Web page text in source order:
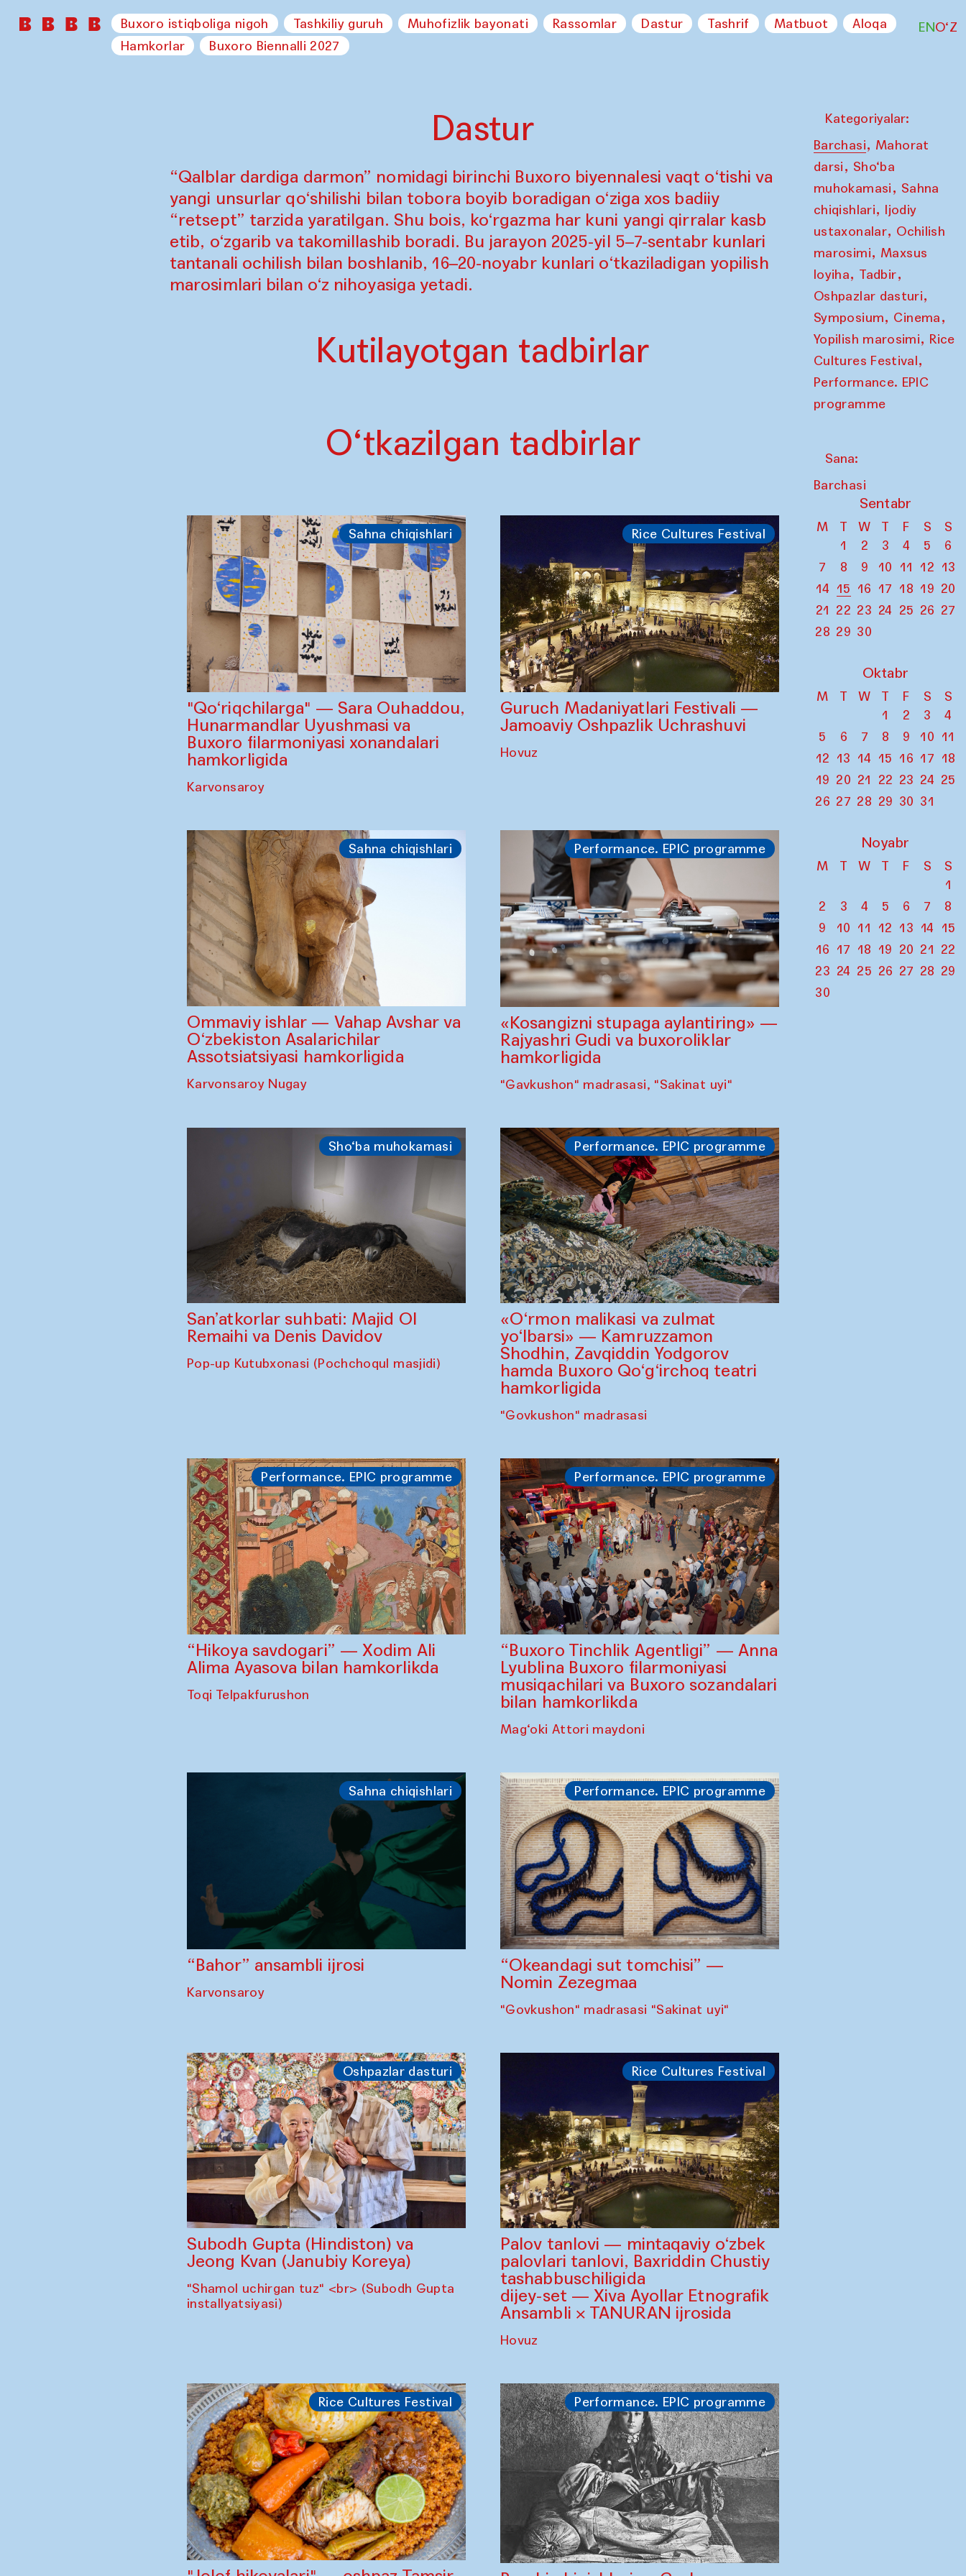
Buxoro istiqboliga nigoh Tashkiliy guruh Muhofizlik bayonati Rassomlar Dastur Tashrif Matbuot
Aloqa
Hamkorlar
Buxoro Biennalli 2027
ENO‘Z
Dastur
“Qalblar dardiga darmon” nomidagi birinchi Buxoro biyennalesi vaqt o‘tishi va
yangi unsurlar qo‘shilishi bilan tobora boyib boradigan o‘ziga xos badiiy
“retsept” tarzida yaratilgan. Shu bois, ko‘rgazma har kuni yangi qirralar kasb
etib, o‘zgarib va takomillashib boradi. Bu jarayon 2025-yil 5–7-sentabr kunlari
tantanali ochilish bilan boshlanib, 16–20-noyabr kunlari o‘tkaziladigan yopilish
marosimlari bilan o‘z nihoyasiga yetadi.
Kutilayotgan tadbirlar
O‘tkazilgan tadbirlar
Sahna chiqishlari
"Qo‘riqchilarga" — Sara Ouhaddou,
Hunarmandlar Uyushmasi va
Buxoro filarmoniyasi xonandalari
hamkorligida
Karvonsaroy
Rice Cultures Festival
Guruch Madaniyatlari Festivali —
Jamoaviy Oshpazlik Uchrashuvi
Hovuz
Sahna chiqishlari
Ommaviy ishlar — Vahap Avshar va
O‘zbekiston Asalarichilar
Assotsiatsiyasi hamkorligida
Karvonsaroy Nugay
Performance. EPIC programme
«Kosangizni stupaga aylantiring» —
Rajyashri Gudi va buxoroliklar
hamkorligida
"Gavkushon" madrasasi, "Sakinat uyi"
Sho‘ba muhokamasi
San’atkorlar suhbati: Majid Ol
Remaihi va Denis Davidov
Pop-up Kutubxonasi (Pochchoqul masjidi)
Performance. EPIC programme
«O‘rmon malikasi va zulmat
yo‘lbarsi» — Kamruzzamon
Shodhin, Zavqiddin Yodgorov
hamda Buxoro Qo‘g‘irchoq teatri
hamkorligida
"Govkushon" madrasasi
Performance. EPIC programme
“Hikoya savdogari” — Xodim Ali
Alima Ayasova bilan hamkorlikda
Toqi Telpakfurushon
Performance. EPIC programme
“Buxoro Tinchlik Agentligi” — Anna
Lyublina Buxoro filarmoniyasi
musiqachilari va Buxoro sozandalari
bilan hamkorlikda
Mag‘oki Attori maydoni
Sahna chiqishlari
“Bahor” ansambli ijrosi
Karvonsaroy
Performance. EPIC programme
“Okeandagi sut tomchisi” —
Nomin Zezegmaa
"Govkushon" madrasasi "Sakinat uyi"
Oshpazlar dasturi
Subodh Gupta (Hindiston) va
Jeong Kvan (Janubiy Koreya)
"Shamol uchirgan tuz" <br> (Subodh Gupta
installyatsiyasi)
Rice Cultures Festival
Palov tanlovi — mintaqaviy o‘zbek
palovlari tanlovi, Baxriddin Chustiy
tashabbuschiligida
dijey-set — Xiva Ayollar Etnografik
Ansambli × TANURAN ijrosida
Hovuz
Rice Cultures Festival Performance. EPIC programme
Kategoriyalar:
Barchasi, Mahorat
darsi, Sho‘ba
muhokamasi, Sahna
chiqishlari, Ijodiy
ustaxonalar, Ochilish
marosimi, Maxsus
loyiha, Tadbir,
Oshpazlar dasturi,
Symposium, Cinema,
Yopilish marosimi, Rice
Cultures Festival,
Performance. EPIC
programme
Sana:
Barchasi
Sentabr
M T W T F S
S
1
2 3 4 5
6
7
8 9 10 11 12 13
14 15 16 17 18 19 20
21 22 23 24 25 26 27
28 29 30
Oktabr
M T W T F S
S
1
2 3
4
5
6 7 8 9 10 11
12 13 14 15 16 17 18
19 20 21 22 23 24 25
26 27 28 29 30 31
Noyabr
M T W T F S
S
1
2
3 4 5 6 7
8
9
10 11 12 13 14
15
16 17 18 19 20 21 22
23 24 25 26 27 28 29
30